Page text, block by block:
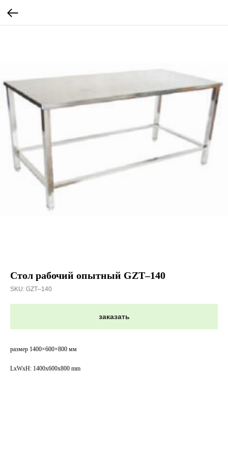
Стол рабочий опытный GZT–140
SKU: GZT–140
заказать
размер 1400×600×800 мм
LxWxH: 1400x600x800 mm